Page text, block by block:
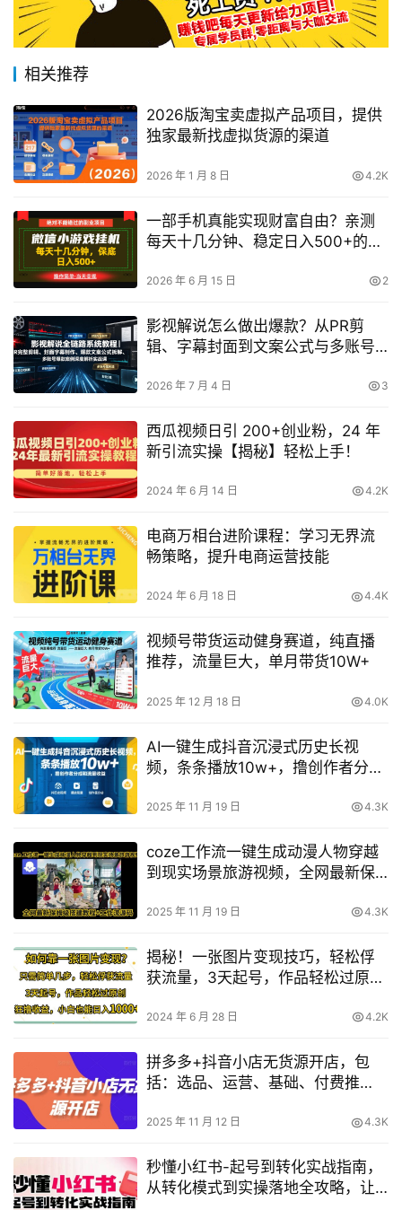
相关推荐
2026版淘宝卖虚拟产品项目，提供
独家最新找虚拟货源的渠道
2026 年 1 月 8 日 4.2K
一部手机真能实现财富自由？亲测
每天十几分钟、稳定日入500+的玩
2026 年 6 月 15 日 2
影视解说怎么做出爆款？从PR剪
辑、字幕封面到文案公式与多账号
2026 年 7 月 4 日 3
西瓜视频日引 200+创业粉，24 年
新引流实操【揭秘】轻松上手！
2024 年 6 月 14 日 4.2K
电商万相台进阶课程：学习无界流
畅策略，提升电商运营技能
2024 年 6 月 18 日 4.4K
视频号带货运动健身赛道，纯直播
推荐，流量巨大，单月带货10W+
2025 年 12 月 18 日 4.0K
AI一键生成抖音沉浸式历史长视
频，条条播放10w+，撸创作者分成
2025 年 11 月 19 日 4.3K
coze工作流一键生成动漫人物穿越
到现实场景旅游视频，全网最新保
2025 年 11 月 19 日 4.3K
揭秘！一张图片变现技巧，轻松俘
获流量，3天起号，作品轻松过原
2024 年 6 月 28 日 4.2K
拼多多+抖音小店无货源开店，包
括：选品、运营、基础、付费推
2025 年 11 月 12 日 4.3K
秒懂小红书-起号到转化实战指南，​
从转化模式到实操落地全攻略，让